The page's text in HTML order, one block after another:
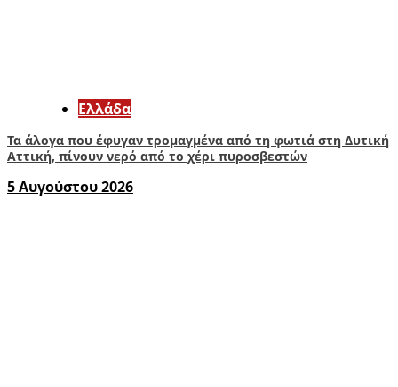
Ελλάδα
Τα άλογα που έφυγαν τρομαγμένα από τη φωτιά στη Δυτική
Αττική, πίνουν νερό από το χέρι πυροσβεστών
5 Αυγούστου 2026